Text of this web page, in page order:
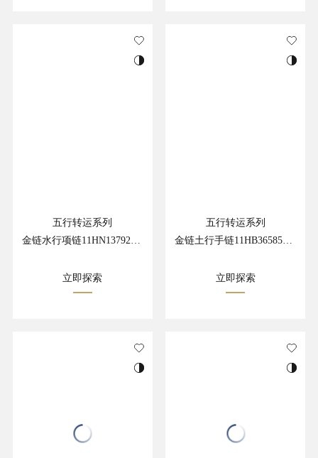
五行转运系列
立即探索
五行转运系列
立即探索